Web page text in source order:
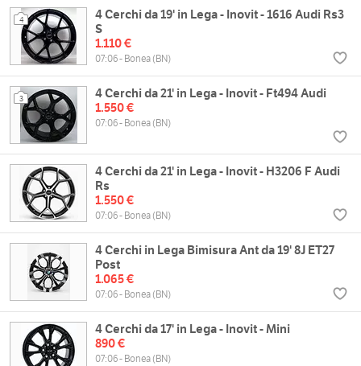
4
4 Cerchi da 19' in Lega - Inovit - 1616 Audi Rs3
S
1.110 €
07:06 - Bonea (BN)
3
4 Cerchi da 21' in Lega - Inovit - Ft494 Audi
1.550 €
07:06 - Bonea (BN)
4 Cerchi da 21' in Lega - Inovit - H3206 F Audi
Rs
1.550 €
07:06 - Bonea (BN)
4 Cerchi in Lega Bimisura Ant da 19' 8J ET27
Post
1.065 €
07:06 - Bonea (BN)
4 Cerchi da 17' in Lega - Inovit - Mini
890 €
07:06 - Bonea (BN)